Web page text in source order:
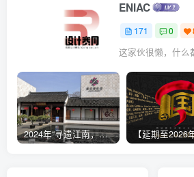
ENIAC
171 0
这家伙很懒，什么
2024年“寻遗江南，嘉有孔庙”嘉定区非遗文创设计大赛